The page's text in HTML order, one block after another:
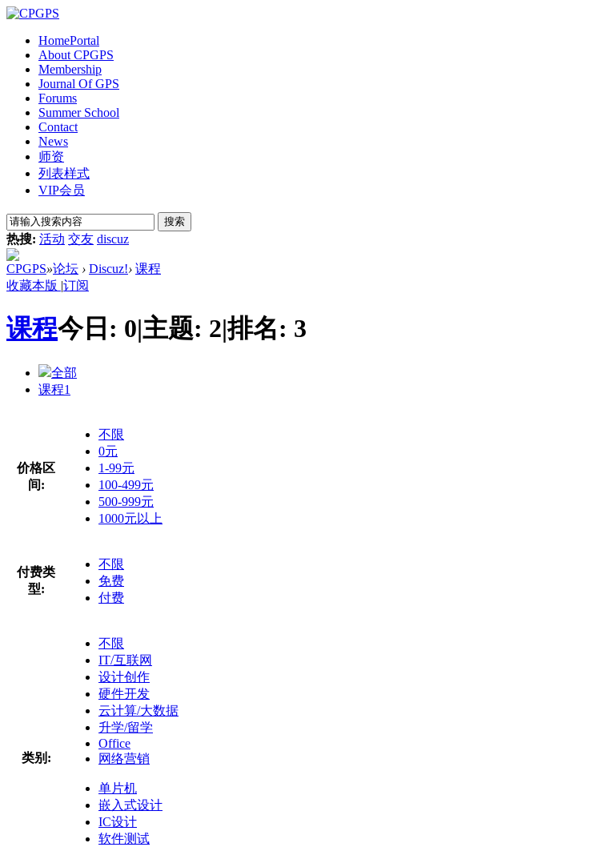
HomePortal
About CPGPS
Membership
Journal Of GPS
Forums
Summer School
Contact
News
师资
列表样式
VIP会员
搜索
热搜: 活动 交友 discuz
CPGPS»论坛 › Discuz!› 课程
收藏本版 |订阅
课程今日: 0|主题: 2|排名: 3
全部
课程1
价格区
间:
不限
0元
1-99元
100-499元
500-999元
1000元以上
付费类
型:
不限
免费
付费
类别:
不限
IT/互联网
设计创作
硬件开发
云计算/大数据
升学/留学
Office
网络营销
单片机
嵌入式设计
IC设计
软件测试